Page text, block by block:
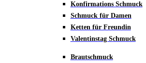
Konfirmations Schmuck
Schmuck für Damen
Ketten für Freundin
Valentinstag Schmuck
Brautschmuck